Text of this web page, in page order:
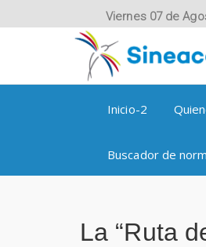
Viernes 07 de
Inicio-2
Buscador de
La “Ruta